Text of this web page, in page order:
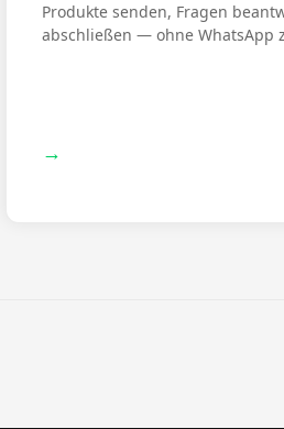
Produkte senden, Fragen
abschließen — ohne WhatsApp
→